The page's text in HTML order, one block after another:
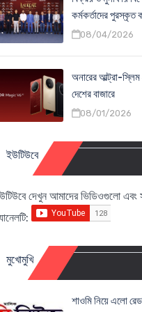
কর্মকর্তাদের
08/04/2026
অনারের আল্ট্রা-
দেশের বাজারে
08/01/2026
ইউটিউবে
দেখুন আমাদের ভিডিওগুলো এবং
মুখোমুখি
শাওমি নিয়ে এলো